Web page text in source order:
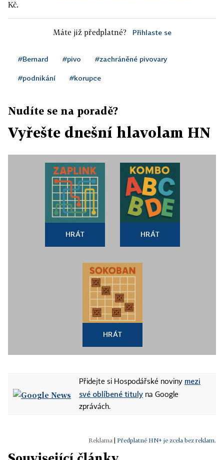
Kč.
Máte již předplatné? Přihlaste se
#Bernard #pivo #zachráněné pivovary
#podnikání #korupce
Nudíte se na poradě?
Vyřešte dnešní hlavolam HN
HRÁT HRÁT
HRÁT
Přidejte si Hospodářské noviny mezi
své oblíbené tituly na Google
zprávách.
Předplatné HN+ je zcela bez reklam.